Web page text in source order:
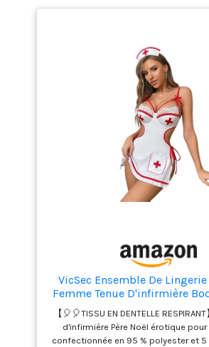
VicSec Ensemble De
Femme Tenue D'infirmière
Costume Érotique Robe En
Cosplay Jupe Creuse
Jeu De Rôle Vêtements De
【🎈🎈TISSU EN DENTELLE
d'infirmière Père Noël érotique
confectionnée en 95 % polyester et 5